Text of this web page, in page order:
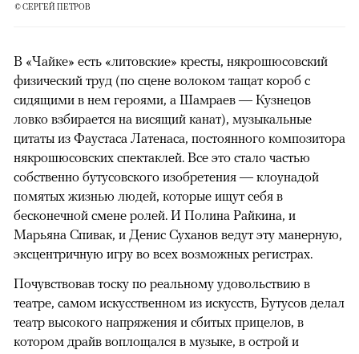
© СЕРГЕЙ ПЕТРОВ
В «Чайке» есть «литовские» кресты, някрошюсовский
физический труд (по сцене волоком тащат короб с
сидящими в нем героями, а Шамраев — Кузнецов
ловко взбирается на висящий канат), музыкальные
цитаты из Фаустаса Латенаса, постоянного композитора
някрошюсовских спектаклей. Все это стало частью
собственно бутусовского изобретения — клоунадой
помятых жизнью людей, которые ищут себя в
бесконечной смене ролей. И Полина Райкина, и
Марьяна Спивак, и Денис Суханов ведут эту манерную,
эксцентричную игру во всех возможных регистрах.
Почувствовав тоску по реальному удовольствию в
театре, самом искусственном из искусств, Бутусов делал
театр высокого напряжения и сбитых прицелов, в
котором драйв воплощался в музыке, в острой и